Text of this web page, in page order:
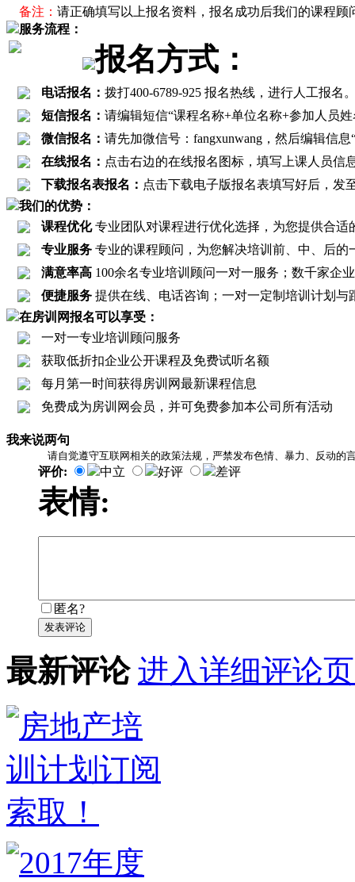
备注： 请正确填写以上报名资料，报名成功后我们的课程
服务流程：
报名方式：
电话报名： 拨打400-6789-925 报名热线，进行人工报
短信报名： 请编辑短信“课程名称+单位名称+参加人员
微信报名： 请先加微信号：fangxunwang，然后编辑信
在线报名： 点击右边的在线报名图标，填写上课人员信
下载报名表报名： 点击下载电子版报名表填写好后，发
我们的优势：
课程优化专业团队对课程进行优化选择，为您提供合适
专业服务 专业的课程顾问，为您解决培训前、中、后的
满意率高 100余名专业培训顾问一对一服务；数千家企
便捷服务 提供在线、电话咨询；一对一定制培训计划
在房训网报名可以享受：
一对一专业培训顾问服务
获取低折扣企业公开课程及免费试听名额
每月第一时间获得房训网最新课程信息
免费成为房训网会员，并可免费参加本公司所有活动
我来说两句
请自觉遵守互联网相关的政策法规，严禁发布色情、暴力、反动的
评价: 中立 好评 差评
表情:
匿名?
发表评论
最新评论 进入详细评论